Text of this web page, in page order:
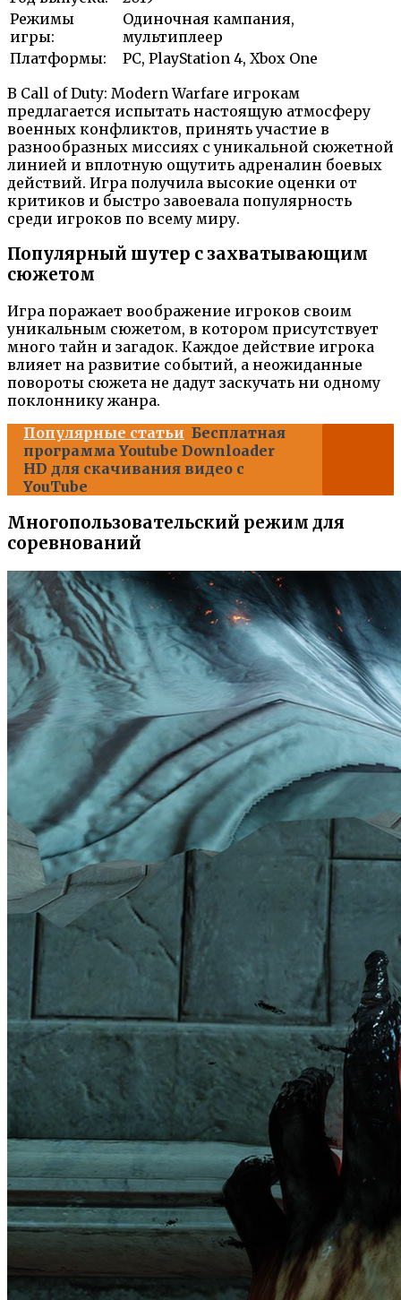
Режимы
игры:
Одиночная кампания,
мультиплеер
Платформы:
PC, PlayStation 4, Xbox One
В Call of Duty: Modern Warfare игрокам
предлагается испытать настоящую атмосферу
военных конфликтов, принять участие в
разнообразных миссиях с уникальной сюжетной
линией и вплотную ощутить адреналин боевых
действий. Игра получила высокие оценки от
критиков и быстро завоевала популярность
среди игроков по всему миру.
Популярный шутер с захватывающим
сюжетом
Игра поражает воображение игроков своим
уникальным сюжетом, в котором присутствует
много тайн и загадок. Каждое действие игрока
влияет на развитие событий, а неожиданные
повороты сюжета не дадут заскучать ни одному
поклоннику жанра.
Популярные статьи Бесплатная
программа Youtube Downloader
HD для скачивания видео с
YouTube
Многопользовательский режим для
соревнований